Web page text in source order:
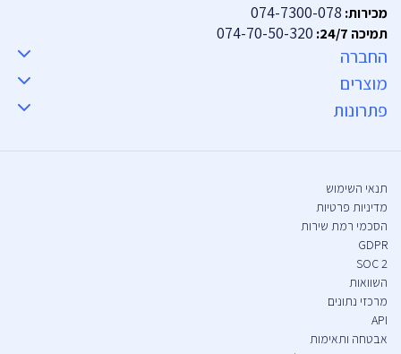
מכירות: 074-7300-078
תמיכה 24/7: 074-70-50-320
החברה
מוצרים
פתרונות
תנאי השימוש
מדיניות פרטיות
הסכמי רמת שירות
GDPR
SOC 2
השוואות
מרכזי נתונים
API
אבטחה ותאימות